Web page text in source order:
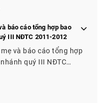
báo cáo tổng hợp bao
III NĐTC 2011-2012
và báo cáo tổng hợp
quý III NĐTC